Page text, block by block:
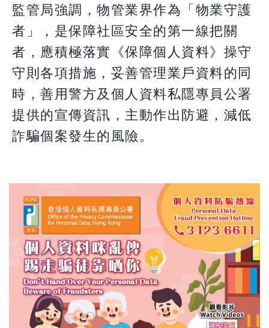
監管局強調，物管業界作為「物業守護
者」，是保障社區安全的第一線把關
者，應積極落實《保障個人資料》操守
守則各項措施，妥善管理業戶資料的同
時，善用警方及個人資料私隱專員公署
提供的宣傳資訊，主動作出防避，減低
詐騙個案發生的風險。